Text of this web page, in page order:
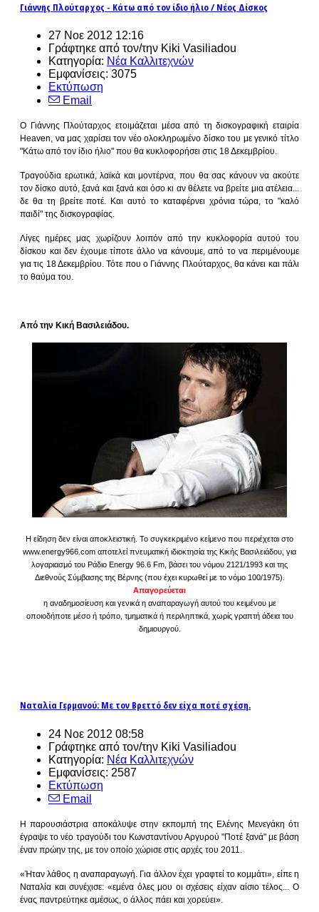
Γιάννης Πλούταρχος - Κάτω από τον ίδιο ήλιο / Νέος Δίσκος
27 Νοε 2012 12:16
Γράφτηκε από τον/την Kiki Vasiliadou
Κατηγορία: Νέα Καλλιτεχνών
Εμφανίσεις: 3075
Εκτύπωση
Email
Ο Γιάννης Πλούταρχος ετοιμάζεται μέσα από τη δισκογραφική εταιρία
Heaven, να μας χαρίσει τον νέο ολοκληρωμένο δίσκο του με γενικό τίτλο
"Κάτω από τον ίδιο ήλιο" που θα κυκλοφορήσει στις 18 Δεκεμβρίου.
Τραγούδια ερωτικά, λαϊκά και μοντέρνα, που θα σας κάνουν να ακούτε
τον δίσκο αυτό, ξανά και ξανά και όσο κι αν θέλετε να βρείτε μια ατέλεια...
δε θα τη βρείτε ποτέ. Και αυτό το καταφέρνει χρόνια τώρα, το "καλό
παιδί" της δισκογραφίας.
Λίγες ημέρες μας χωρίζουν λοιπόν από την κυκλοφορία αυτού του
δίσκου και δεν έχουμε τίποτε άλλο να κάνουμε, από το να περιμένουμε
για τις 18 Δεκεμβρίου. Τότε που ο Γιάννης Πλούταρχος, θα κάνει και πάλι
το θαύμα του.
Από την Κική Βασιλειάδου.
Η είδηση δεν είναι αποκλειστική. Το συγκεκριμένο κείμενο που περιέχεται στο
www.energy966.com αποτελεί πνευματική ιδιοκτησία της Κικής Βασιλειάδου, για
λογαριασμό του Ράδιο Energy 96.6 Fm, βάσει του νόμου 2121/1993 και της
Διεθνούς Σύμβασης της Βέρνης (που έχει κυρωθεί με το νόμο 100/1975).
Απαγορεύεται
η αναδημοσίευση και γενικά η αναπαραγωγή αυτού του κειμένου με
οποιοδήποτε μέσο ή τρόπο, τμηματικά ή περιληπτικά, χωρίς γραπτή άδεια του
δημιουργού.
Ναταλία Γερμανού: Με τον Βρεττό δεν είχα ποτέ σχέση.
24 Νοε 2012 08:58
Γράφτηκε από τον/την Kiki Vasiliadou
Κατηγορία: Νέα Καλλιτεχνών
Εμφανίσεις: 2587
Εκτύπωση
Email
Η παρουσιάστρια αποκάλυψε στην εκπομπή της Ελένης Μενεγάκη ότι
έγραψε το νέο τραγούδι του Κωνσταντίνου Αργυρού "Ποτέ ξανά" με βάση
έναν πρώην της, με τον οποίο χώρισε στις αρχές του 2011.
«Ήταν λάθος η αναπαραγωγή. Για άλλον έχει γραφτεί το κομμάτι», είπε η
Ναταλία και συνέχισε: «εμένα όλες μου οι σχέσεις είχαν αίσιο τέλος... Ο
ένας παντρεύτηκε αμέσως, ο άλλος πάει και χορεύει».